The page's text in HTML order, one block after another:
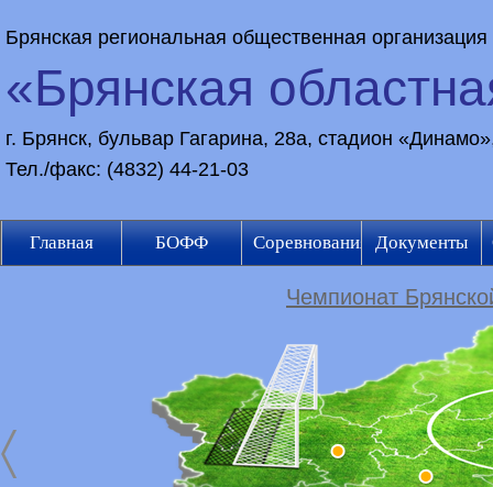
Брянская региональная общественная организация
«Брянская
г. Брянск, бульвар Гагарина, 28а, стадион
Тел./факс: (4832) 44-21-03
Главная БОФФ Соревнования Документы
Чемпионат